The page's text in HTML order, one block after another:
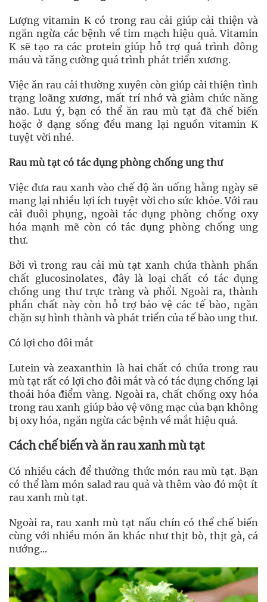
Lượng vitamin K có trong rau cải giúp cải thiện và
ngăn ngừa các bệnh về tim mạch hiệu quả. Vitamin
K sẽ tạo ra các protein giúp hỗ trợ quá trình đông
máu và tăng cường quá trình phát triển xương.
Việc ăn rau cải thường xuyên còn giúp cải thiện tình
trạng loãng xương, mất trí nhớ và giảm chức năng
não. Lưu ý, bạn có thể ăn rau mù tạt đã chế biến
hoặc ở dạng sống đều mang lại nguồn vitamin K
tuyệt vời nhé.
Rau mù tạt có tác dụng phòng chống ung thư
Việc đưa rau xanh vào chế độ ăn uống hằng ngày sẽ
mang lại nhiều lợi ích tuyệt vời cho sức khỏe. Với rau
cải đuôi phụng, ngoài tác dụng phòng chống oxy
hóa mạnh mẽ còn có tác dụng phòng chống ung
thư.
Bởi vì trong rau cải mù tạt xanh chứa thành phần
chất glucosinolates, đây là loại chất có tác dụng
chống ung thư trực tràng và phổi. Ngoài ra, thành
phần chất này còn hỗ trợ bảo vệ các tế bào, ngăn
chặn sự hình thành và phát triển của tế bào ung thư.
Có lợi cho đôi mắt
Lutein và zeaxanthin là hai chất có chứa trong rau
mù tạt rất có lợi cho đôi mắt và có tác dụng chống lại
thoái hóa điểm vàng. Ngoài ra, chất chống oxy hóa
trong rau xanh giúp bảo vệ võng mạc của bạn không
bị oxy hóa, ngăn ngừa các bệnh về mắt hiệu quả.
Cách chế biến và ăn rau xanh mù tạt
Có nhiều cách để thưởng thức món rau mù tạt. Bạn
có thể làm món salad rau quả và thêm vào đó một ít
rau xanh mù tạt.
Ngoài ra, rau xanh mù tạt nấu chín có thể chế biến
cùng với nhiều món ăn khác như thịt bò, thịt gà, cá
nướng...